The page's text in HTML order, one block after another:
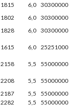
1815 6,0 30300000
1802 6,0 30300000
1828 6,0 30300000
1615 6,0 25251000
2158 5,5 55000000
2208 5,5
55000000
2187 5,5
55000000
2282 5,5
55000000